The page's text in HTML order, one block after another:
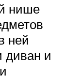
нише
ней
диван и